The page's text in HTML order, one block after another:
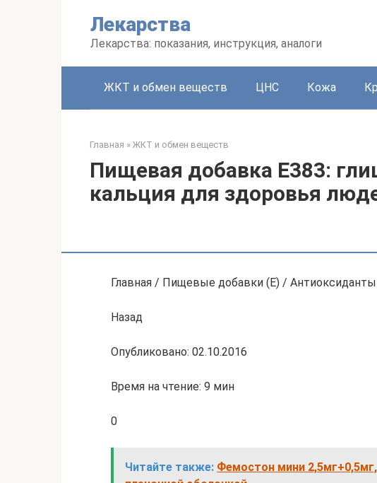
Лекарства
Лекарства: показания, инструкция, аналоги
ЖКТ и обмен веществ ЦНС Кожа
Главная » ЖКТ и обмен веществ
Пищевая добавка E383:
кальция для здоровья
Главная / Пищевые добавки (Е) /
Назад
Опубликовано: 02.10.2016
Время на чтение: 9 мин
0
Читайте также: Фемостон мини